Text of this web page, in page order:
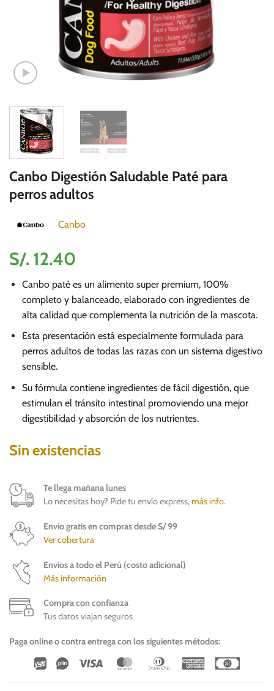
Canbo Digestión Saludable Paté para
perros adultos
Canbo
S/. 12.40
Canbo paté es un alimento super premium, 100%
completo y balanceado, elaborado con ingredientes de
alta calidad que complementa la nutrición de la mascota.
Esta presentación está especialmente formulada para
perros adultos de todas las razas con un sistema digestivo
sensible.
Su fórmula contiene ingredientes de fácil digestión, que
estimulan el tránsito intestinal promoviendo una mejor
digestibilidad y absorción de los nutrientes.
Sin existencias
Te llega mañana lunes
Lo necesitas hoy? Pide tu envío express,más info.
Envío gratis en compras desde S/ 99
Ver cobertura
Envíos a todo el Perú (costo adicional)
Más información
Compra con confianza
Tus datos viajan seguros
Paga online o contra entrega con los siguientes métodos:
Wirecard
Vipps Visa MasterCardDinners
American